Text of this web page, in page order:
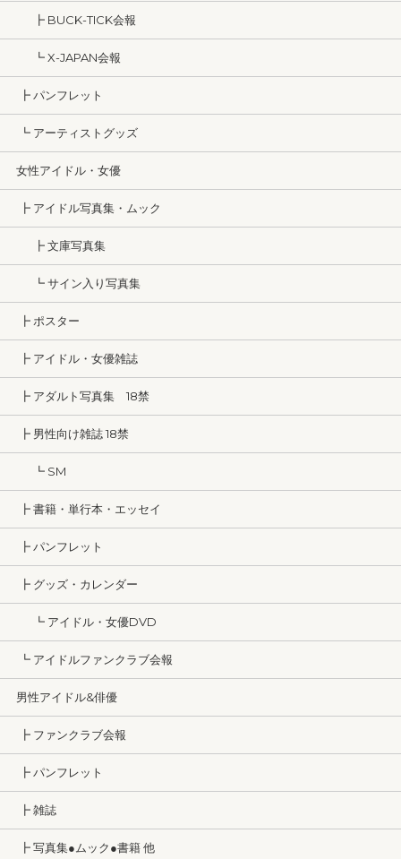
┣ BUCK-TICK会報
┗ X-JAPAN会報
┣ パンフレット
┗ アーティストグッズ
女性アイドル・女優
┣ アイドル写真集・ムック
┣ 文庫写真集
┗ サイン入り写真集
┣ ポスター
┣ アイドル・女優雑誌
┣ アダルト写真集 18禁
┣ 男性向け雑誌 18禁
┗ SM
┣ 書籍・単行本・エッセイ
┣ パンフレット
┣ グッズ・カレンダー
┗ アイドル・女優DVD
┗ アイドルファンクラブ会報
男性アイドル&俳優
┣ ファンクラブ会報
┣ パンフレット
┣ 雑誌
┣ 写真集●ムック●書籍 他